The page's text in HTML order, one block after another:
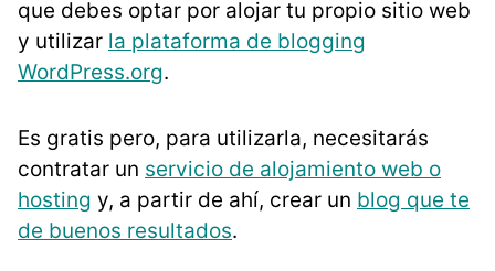
que debes optar por alojar tu propio sitio web
y utilizar la plataforma de blogging
WordPress.org.
Es gratis pero, para utilizarla, necesitarás
contratar un servicio de alojamiento web o
hosting y, a partir de ahí, crear un blog que te
de buenos resultados.